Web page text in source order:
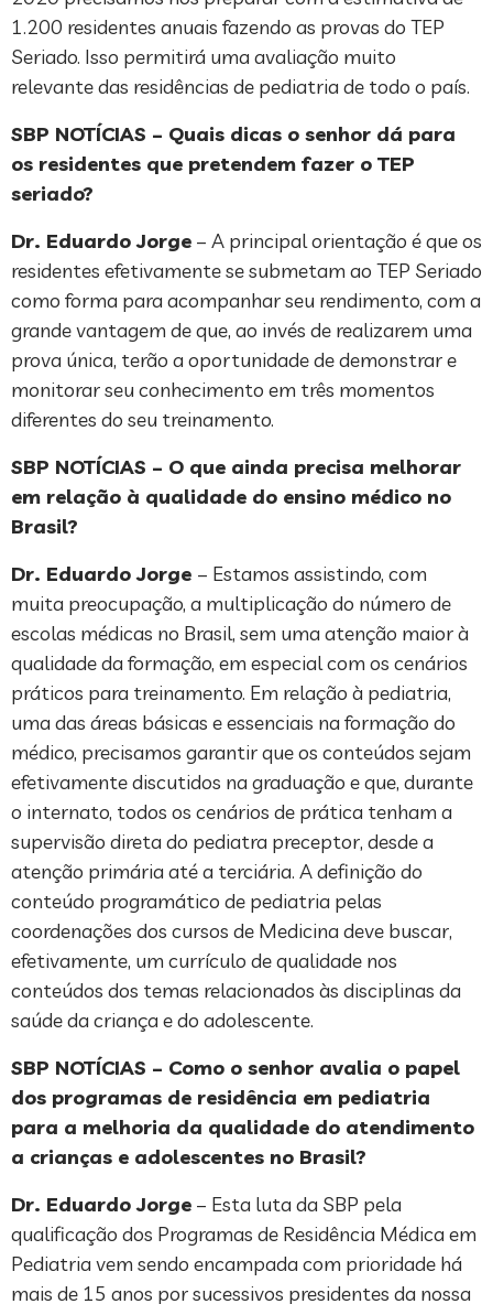
1.200 residentes anuais fazendo as provas do TEP
Seriado. Isso permitirá uma avaliação muito
relevante das residências de pediatria de todo o país.
SBP NOTÍCIAS – Quais dicas o senhor dá para
os residentes que pretendem fazer o TEP
seriado?
Dr. Eduardo Jorge – A principal orientação é que os
residentes efetivamente se submetam ao TEP Seriado
como forma para acompanhar seu rendimento, com a
grande vantagem de que, ao invés de realizarem uma
prova única, terão a oportunidade de demonstrar e
monitorar seu conhecimento em três momentos
diferentes do seu treinamento.
SBP NOTÍCIAS – O que ainda precisa melhorar
em relação à qualidade do ensino médico no
Brasil?
Dr. Eduardo Jorge – Estamos assistindo, com
muita preocupação, a multiplicação do número de
escolas médicas no Brasil, sem uma atenção maior à
qualidade da formação, em especial com os cenários
práticos para treinamento. Em relação à pediatria,
uma das áreas básicas e essenciais na formação do
médico, precisamos garantir que os conteúdos sejam
efetivamente discutidos na graduação e que, durante
o internato, todos os cenários de prática tenham a
supervisão direta do pediatra preceptor, desde a
atenção primária até a terciária. A definição do
conteúdo programático de pediatria pelas
coordenações dos cursos de Medicina deve buscar,
efetivamente, um currículo de qualidade nos
conteúdos dos temas relacionados às disciplinas da
saúde da criança e do adolescente.
SBP NOTÍCIAS – Como o senhor avalia o papel
dos programas de residência em pediatria
para a melhoria da qualidade do atendimento
a crianças e adolescentes no Brasil?
Dr. Eduardo Jorge – Esta luta da SBP pela
qualificação dos Programas de Residência Médica em
Pediatria vem sendo encampada com prioridade há
mais de 15 anos por sucessivos presidentes da nossa